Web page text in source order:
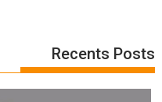
Recents Posts